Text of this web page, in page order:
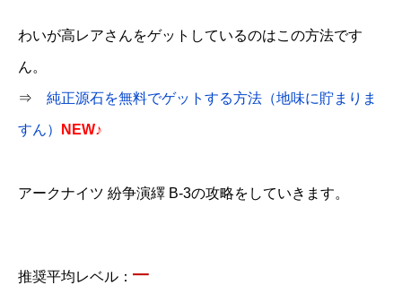
わいが高レアさんをゲットしているのはこの方法です
ん。
⇒ 純正源石を無料でゲットする方法（地味に貯まりま
すん） NEW♪
アークナイツ 紛争演繹 B-3の攻略をしていきます。
推奨平均レベル： –